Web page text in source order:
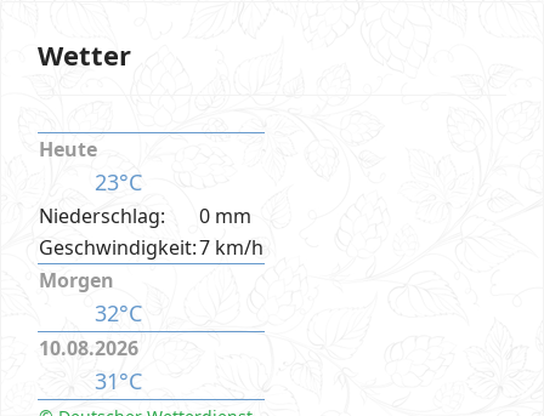
Wetter
Heute
23°C
Niederschlag:
0 mm
Geschwindigkeit:7 km/h
Morgen
32°C
10.08.2026
31°C